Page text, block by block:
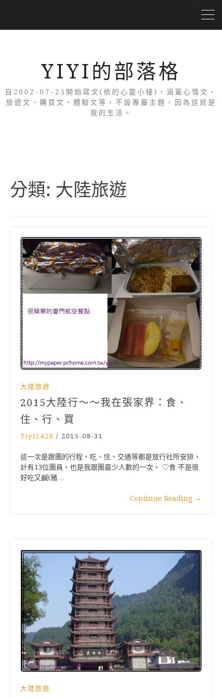
YIYI的部落格
自2002-07-25開始寫文(依的心靈小棧)，涵蓋心情文、
旅遊文、購買文、體驗文等，不設專屬主題，因為這就是
我的生活。
分類: 大陸旅遊
大陸旅遊
2015大陸行～～我在張家界：食、
住、行、買
Yiyi1428 / 2015-08-31
這一次是跟團的行程，吃、住、交通等都是旅行社所安排，
計有13位團員，也是我跟團最少人數的一次。 ♡食 不是很
好吃又鹹(豬…
Continue Reading →
大陸旅遊